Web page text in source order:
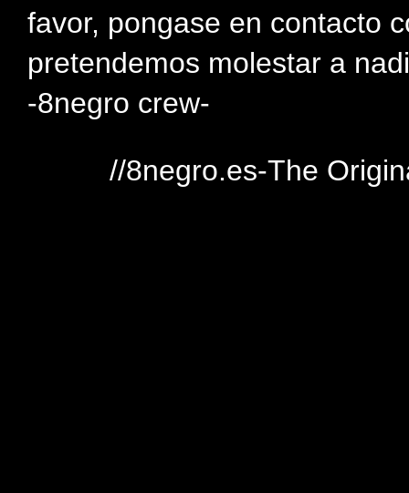
favor, pongase en contacto
pretendemos molestar a
-8negro crew-
//8negro.es-The